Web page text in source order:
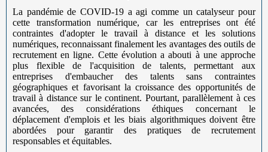
La pandémie de COVID-19 a agi comme un catalyseur pour
cette transformation numérique, car les entreprises ont été
contraintes d'adopter le travail à distance et les solutions
numériques, reconnaissant finalement les avantages des outils de
recrutement en ligne. Cette évolution a abouti à une approche
plus flexible de l'acquisition de talents, permettant aux
entreprises d'embaucher des talents sans contraintes
géographiques et favorisant la croissance des opportunités de
travail à distance sur le continent. Pourtant, parallèlement à ces
avancées, des considérations éthiques concernant le
déplacement d'emplois et les biais algorithmiques doivent être
abordées pour garantir des pratiques de recrutement
responsables et équitables.